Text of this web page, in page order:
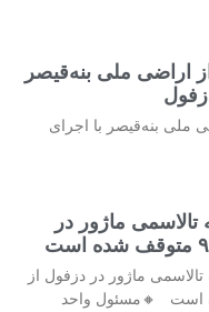
مترمربع از اراضی ملی بنه‌قیصر
از اراضی ملی بنه‌قیصر با اجرای
تالاسمی ماژور در
تالاسمی ماژور در دزفول از
شده است 🔸مسئول واحد